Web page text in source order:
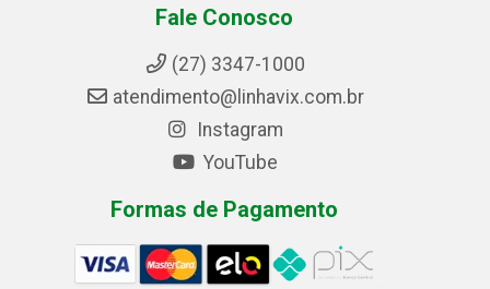
Fale Conosco
(27) 3347-1000
atendimento@linhavix.com.br
Instagram
YouTube
Formas de Pagamento